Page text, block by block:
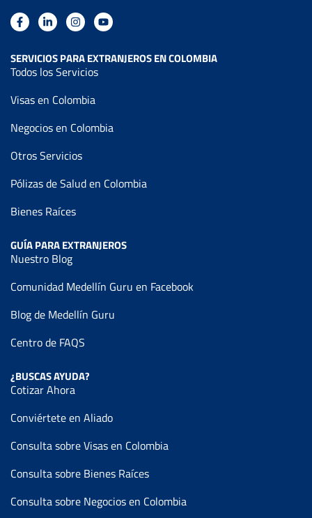
SERVICIOS PARA EXTRANJEROS EN COLOMBIA
Todos los Servicios
Visas en Colombia
Negocios en Colombia
Otros Servicios
Pólizas de Salud en Colombia
Bienes Raíces
GUÍA PARA EXTRANJEROS
Nuestro Blog
Comunidad Medellín Guru en Facebook
Blog de Medellín Guru
Centro de FAQS
¿BUSCAS AYUDA?
Cotizar Ahora
Conviértete en Aliado
Consulta sobre Visas en Colombia
Consulta sobre Bienes Raíces
Consulta sobre Negocios en Colombia